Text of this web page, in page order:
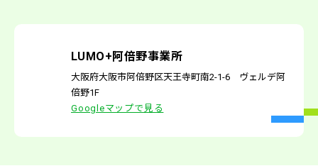
LUMO+阿倍野事業所
大阪府大阪市阿倍野区天王寺町南2-1-6 ヴェルデ阿
倍野1F
Googleマップで見る